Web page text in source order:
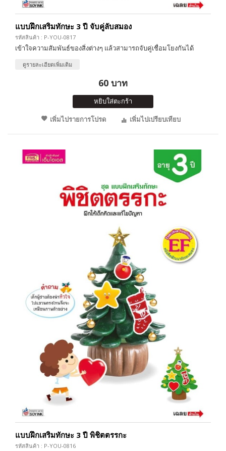
แบบฝึกเสริมทักษะ 3 ปี จับคู่ลับสมอง
รหัสสินค้า : P-YOU-0817
เข้าใจความสัมพันธ์ของสิ่งต่างๆ แล้วสามารถจับคู่เชื่อมโยงกันได้
ดูรายละเอียดเพิ่มเติม
60 บาท
หยิบใส่ตะกร้า
เพิ่มไปรายการโปรด
เพิ่มไปเปรียบเทียบ
แบบฝึกเสริมทักษะ 3 ปี พิชิตตรรกะ
รหัสสินค้า : P-YOU-0816